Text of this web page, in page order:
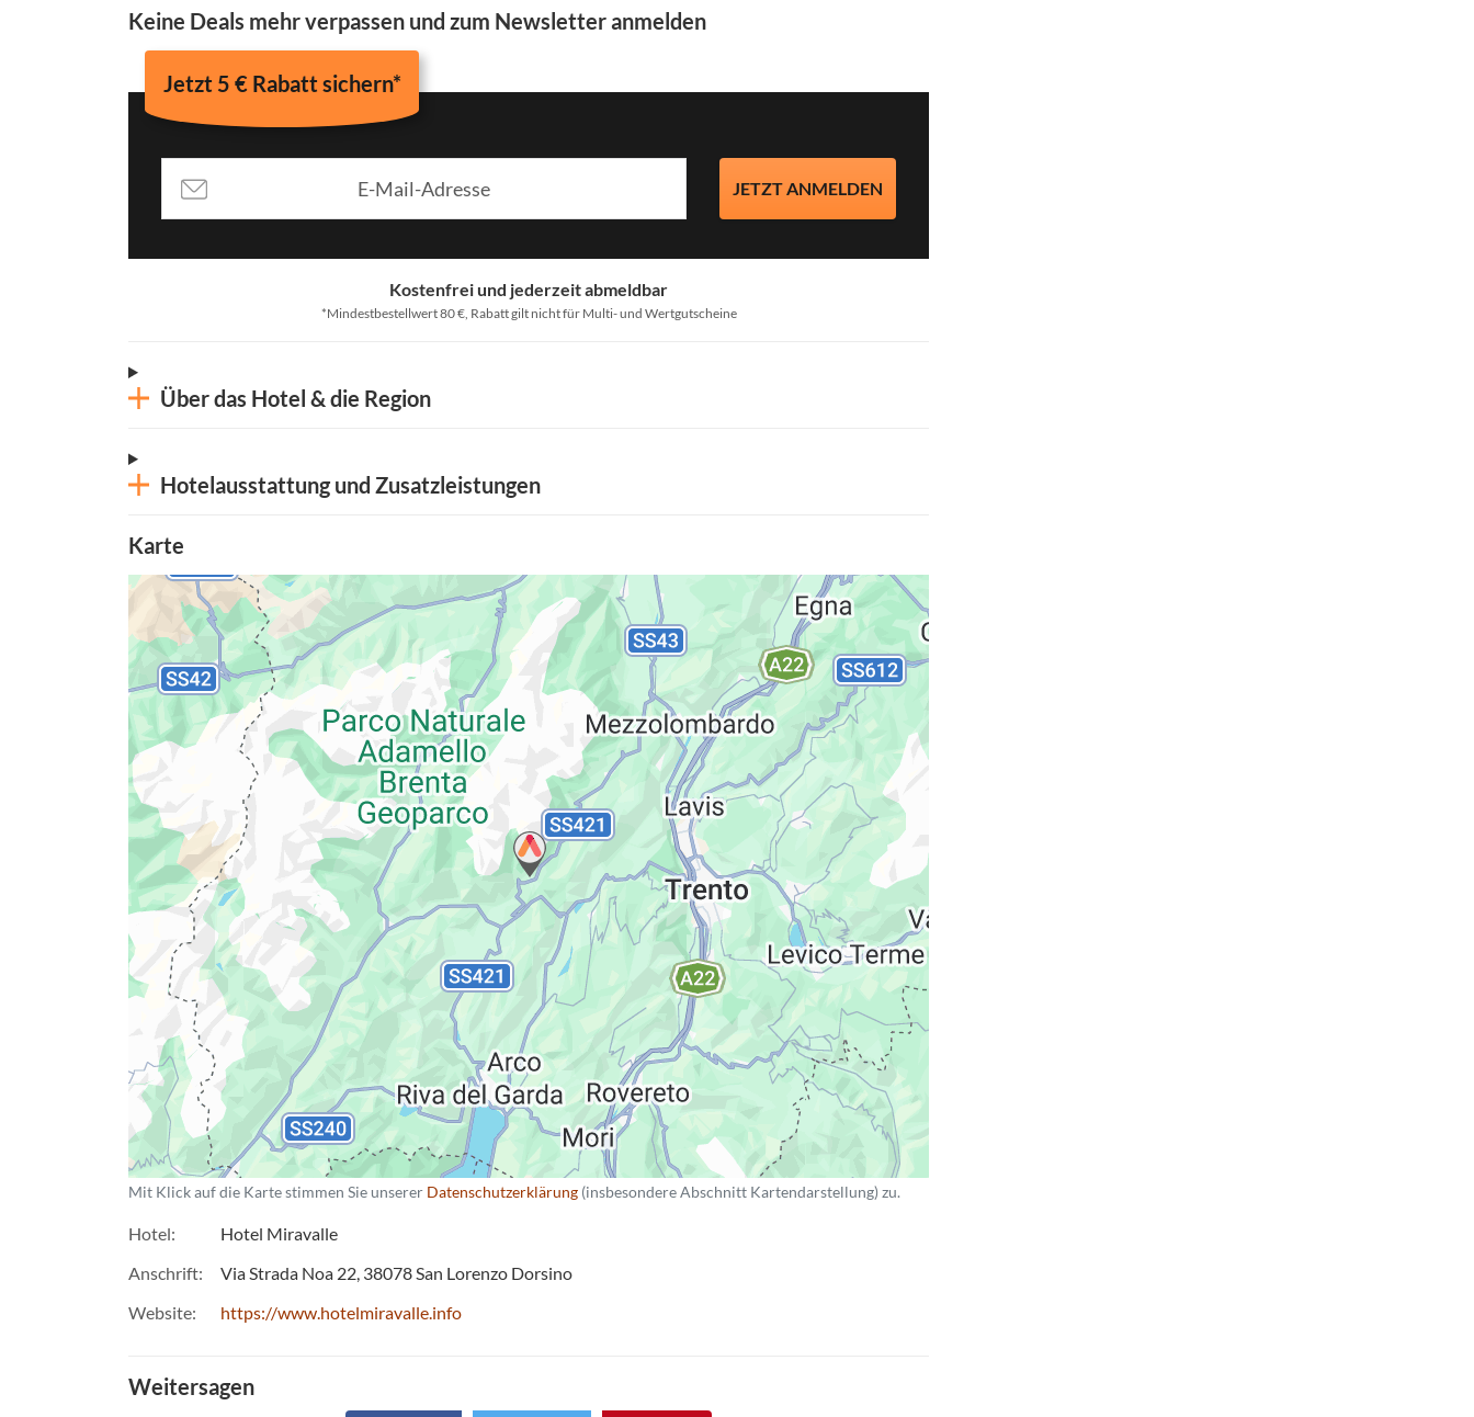
Keine Deals mehr verpassen und zum Newsletter anmelden
Jetzt 5 € Rabatt sichern*
JETZT ANMELDEN
Kostenfrei und jederzeit abmeldbar
*Mindestbestellwert 80 €, Rabatt gilt nicht für Multi- und Wertgutscheine
Über das Hotel & die Region
Hotelausstattung und Zusatzleistungen
Karte
Datenschutzerklärung
Mit Klick auf die Karte stimmen Sie unserer Datenschutzerklärung (insbesondere Abschnitt Kartendarstellung) zu.
Hotel
Hotel Miravalle
Anschrift
Via Strada Noa 22 38078San Lorenzo Dorsino
Website
https://www.hotelmiravalle.info
Weitersagen